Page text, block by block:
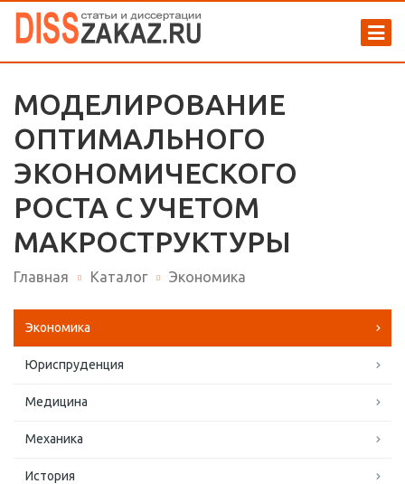
МОДЕЛИРОВАНИЕ
ОПТИМАЛЬНОГО
ЭКОНОМИЧЕСКОГО
РОСТА С УЧЕТОМ
МАКРОСТРУКТУРЫ
Главная Каталог Экономика
Экономика
Юриспруденция
Медицина
Механика
История